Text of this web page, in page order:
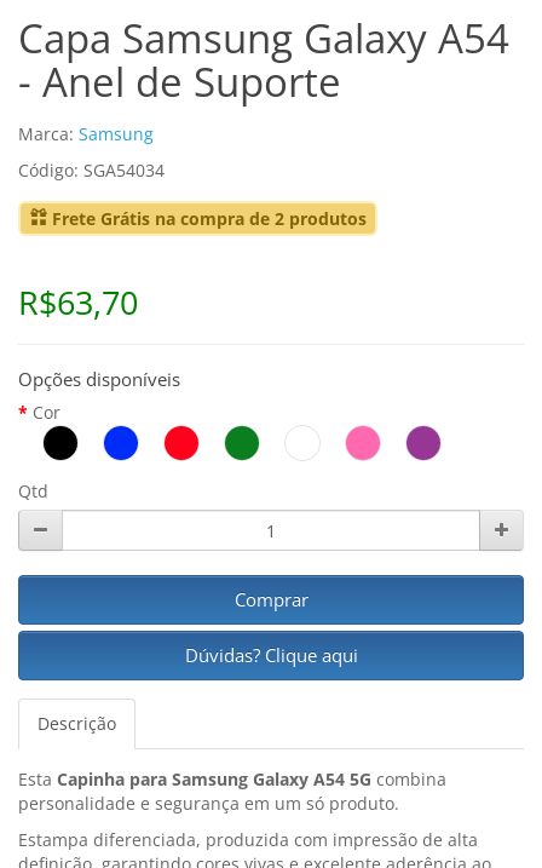
Capa Samsung Galaxy A54
- Anel de Suporte
Marca: Samsung
Código: SGA54034
Frete Grátis na compra de 2 produtos
R$63,70
Opções disponíveis
Cor
Qtd
Comprar
Dúvidas? Clique aqui
Descrição
Esta Capinha para Samsung Galaxy A54 5G combina
personalidade e segurança em um só produto.
Estampa diferenciada, produzida com impressão de alta